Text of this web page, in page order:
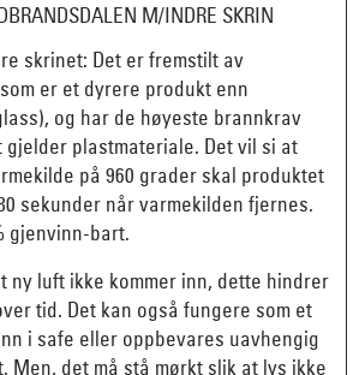
M/INDRE SKRIN
skrinet: Det er fremstilt av
er et dyrere produkt enn
og har de høyeste brannkrav
gjelder plastmateriale. Det vil si at
på 960 grader skal produktet
sekunder når varmekilden fjernes.
gjenvinn-bart.
ny luft ikke kommer inn, dette hindrer
tid. Det kan også fungere som et
i safe eller oppbevares uavhengig
Men, det må stå mørkt slik at lys ikke